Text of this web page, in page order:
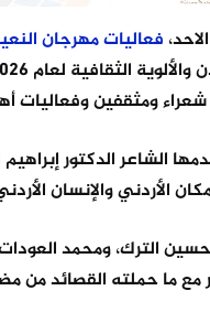
فعالياتمهرجان
ومثقفين وفعاليات
الشاعر الدكتور
الأردني والإنسان
الترك، ومحمد
مع ما حملته القصائد من